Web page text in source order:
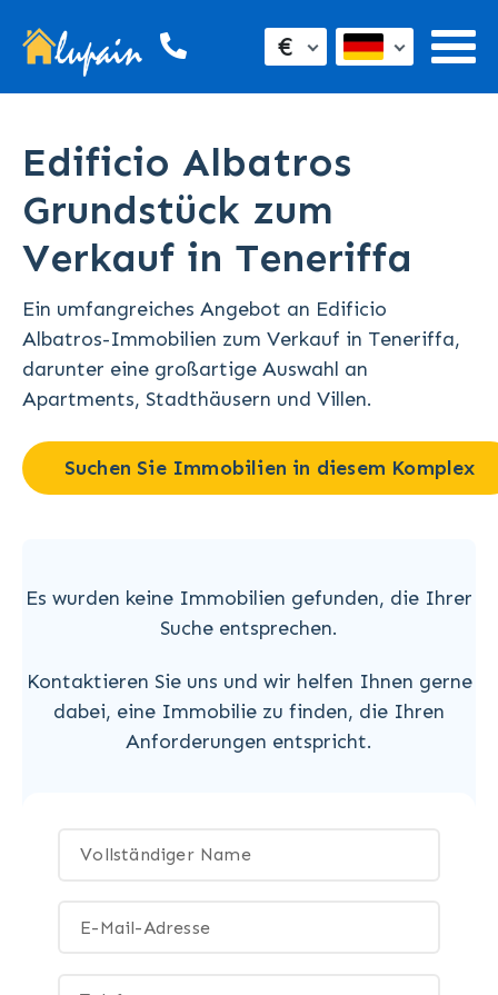
€
Edificio Albatros
Grundstück zum
Verkauf in Teneriffa
Ein umfangreiches Angebot an Edificio
Albatros-Immobilien zum Verkauf in Teneriffa,
darunter eine großartige Auswahl an
Apartments, Stadthäusern und Villen.
Suchen Sie Immobilien in diesem Komplex
Es wurden keine Immobilien gefunden, die Ihrer
Suche entsprechen.
Kontaktieren Sie uns und wir helfen Ihnen gerne
dabei, eine Immobilie zu finden, die Ihren
Anforderungen entspricht.